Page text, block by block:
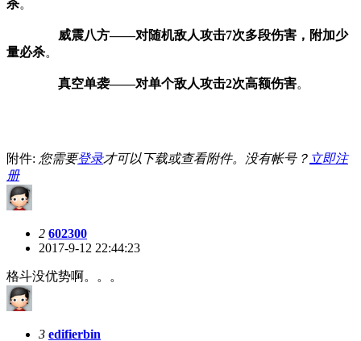
杀。
威震八方——对随机敌人攻击7次多段伤害，附加少
量必杀。
真空单袭——对单个敌人攻击2次高额伤害。
附件: 您需要登录才可以下载或查看附件。没有帐号？ 立即注
册
2 602300
2017-9-12 22:44:23
格斗没优势啊。。。
3 edifierbin